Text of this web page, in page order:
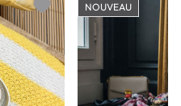
Add to wishlist
NOUVEAU